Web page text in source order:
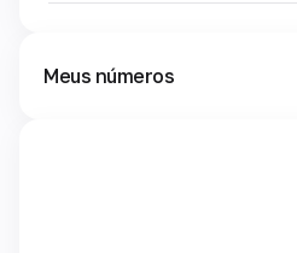
Meus números